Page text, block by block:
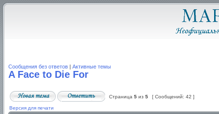
Сообщения без ответов | Активные темы
A Face to Die For
Страница 5 из 5 [ Сообщений: 42 ]
Версия для печати